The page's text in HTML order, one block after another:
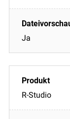
Ja
R-Studio